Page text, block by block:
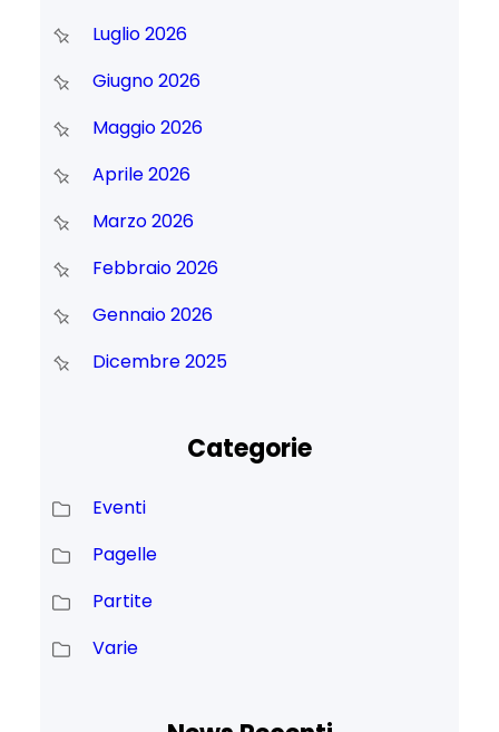
Luglio 2026
Giugno 2026
Maggio 2026
Aprile 2026
Marzo 2026
Febbraio 2026
Gennaio 2026
Dicembre 2025
Categorie
Eventi
Pagelle
Partite
Varie